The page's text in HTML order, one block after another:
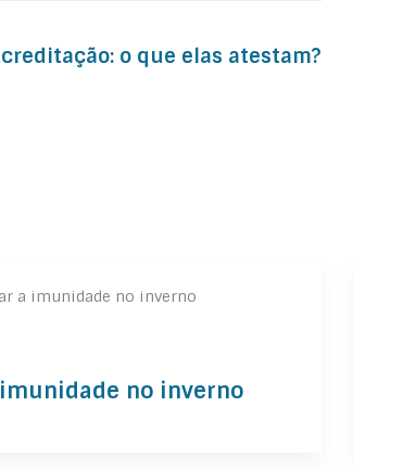
o que elas atestam?
no inverno